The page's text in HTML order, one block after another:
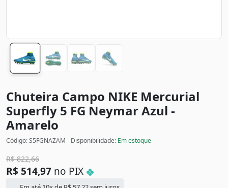
Chuteira Campo NIKE Mercurial
Superfly 5 FG NeymarAzul -
Amarelo
Código: S5FGNAZAM - Disponibilidade: Em estoque
R$822,66
R$ 514,97 no PIX